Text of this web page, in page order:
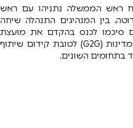
ראש הממשלה נתניהו עם ראש
בין המנהיגים התנהלה שיחה
סיכמו לכנס בהקדם את מועצת
הדיאלוג המשותף בין המדינות (G2G) לטובת קידום שיתוף
בתחומים השונים.